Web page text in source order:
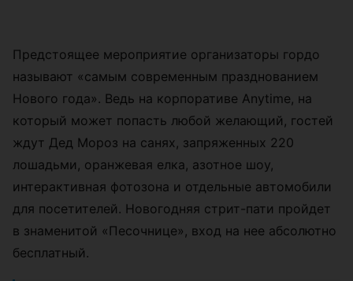
Предстоящее мероприятие организаторы гордо
называют «самым современным празднованием
Нового года». Ведь на корпоративе Anytime, на
который может попасть любой желающий, гостей
ждут Дед Мороз на санях, запряженных 220
лошадьми, оранжевая елка, азотное шоу,
интерактивная фотозона и отдельные автомобили
для посетителей. Новогодняя стрит-пати пройдет
в знаменитой «Песочнице», вход на нее абсолютно
бесплатный.